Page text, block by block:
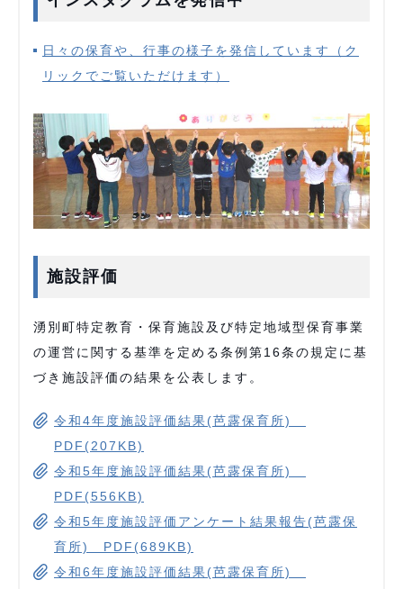
日々の保育や、行事の様子を発信しています（ク
リックでご覧いただけます）
施設評価
湧別町特定教育・保育施設及び特定地域型保育事業
の運営に関する基準を定める条例第16条の規定に基
づき施設評価の結果を公表します。
令和4年度施設評価結果(芭露保育所)
PDF(207KB)
令和5年度施設評価結果(芭露保育所)
PDF(556KB)
令和5年度施設評価アンケート結果報告(芭露保
育所) PDF(689KB)
令和6年度施設評価結果(芭露保育所)